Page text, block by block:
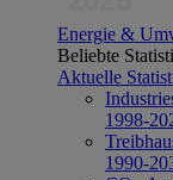
Energie &
Beliebte
Aktuelle
1998-
1990-